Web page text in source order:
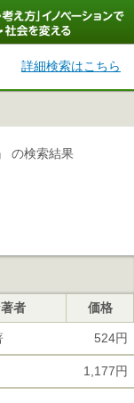
詳細検索はこちら
の検索結果
者 価格
524円
1,177円